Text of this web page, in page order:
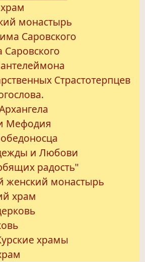
монастырь
Саровского
Страстотерпцев
Мефодия
и Любови
радость"
женский монастырь
храм
храмы